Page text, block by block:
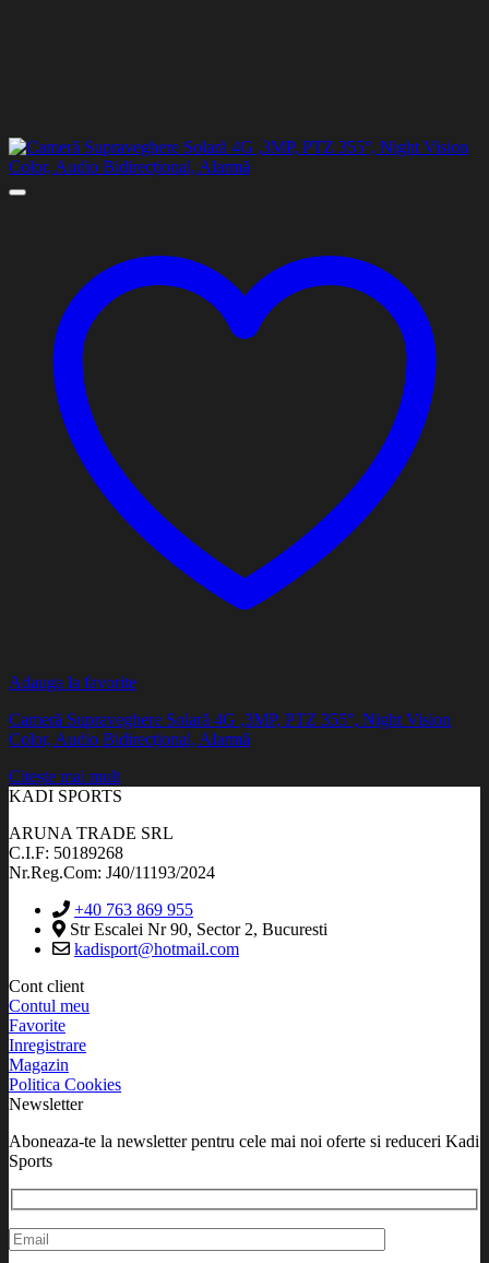
Adauga la favorite
Cameră Supraveghere Solară 4G ,3MP, PTZ 355°, Night Vision
Color, Audio Bidirecțional, Alarmă
Citește mai mult
KADI SPORTS
ARUNA TRADE SRL
C.I.F: 50189268
Nr.Reg.Com: J40/11193/2024
+40 763 869 955
Str Escalei Nr 90, Sector 2, Bucuresti
kadisport@hotmail.com
Cont client
Contul meu
Favorite
Inregistrare
Magazin
Politica Cookies
Newsletter
Aboneaza-te la newsletter pentru cele mai noi oferte si reduceri Kadi
Sports